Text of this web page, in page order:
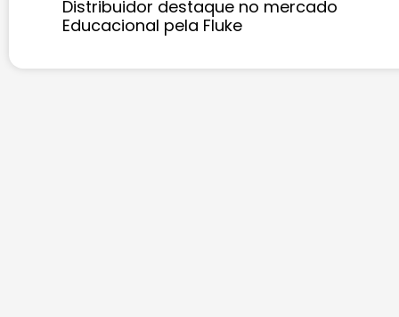
Distribuidor destaque no mercado
Educacional pela Fluke